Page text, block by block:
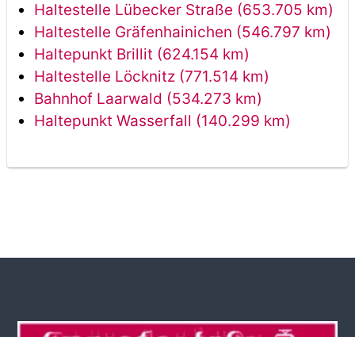
Haltestelle Lübecker Straße (653.705 km)
Haltestelle Gräfenhainichen (546.797 km)
Haltepunkt Brillit (624.154 km)
Haltestelle Löcknitz (771.514 km)
Bahnhof Laarwald (534.273 km)
Haltepunkt Wasserfall (140.299 km)